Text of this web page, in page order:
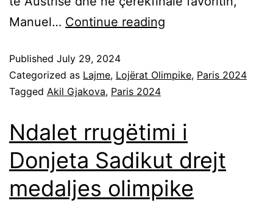
Manuel… Continue reading
Published July 29, 2024
Categorized as Lajme, Lojërat Olimpike, Paris 2024
Tagged Akil Gjakova, Paris 2024
Ndalet rrugëtimi i
Donjeta Sadikut drejt
medaljes olimpike